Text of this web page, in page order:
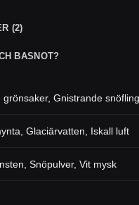
(2)
BASNOT?
grönsaker,Gnistrande
,Glaciärvatten Iskall luft
,Snöpulver,Vit mysk